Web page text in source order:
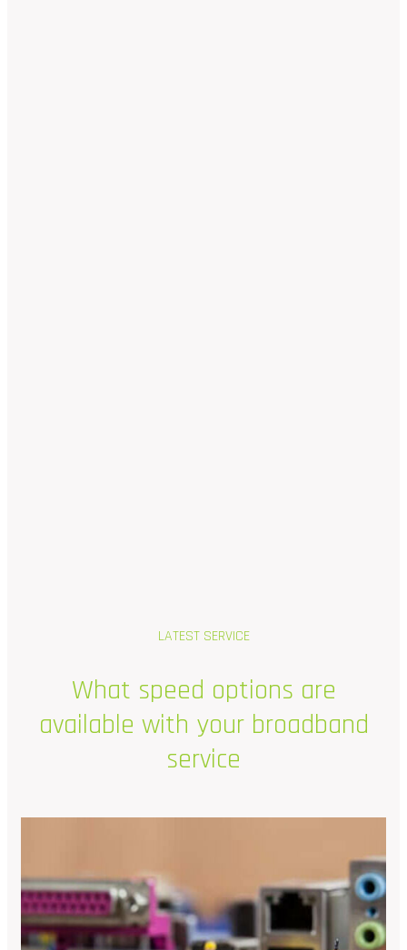
LATEST SERVICE
What speed options are
available with your broadband
service